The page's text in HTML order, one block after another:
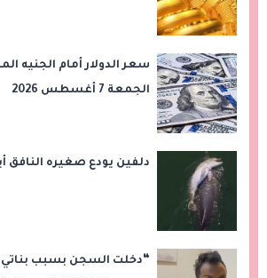
سعر الدولار أمام الجنيه
الجمعة 7 أغسطس 2026
دلفين يودع صغيره النافق
“دخلت السجن بسبب